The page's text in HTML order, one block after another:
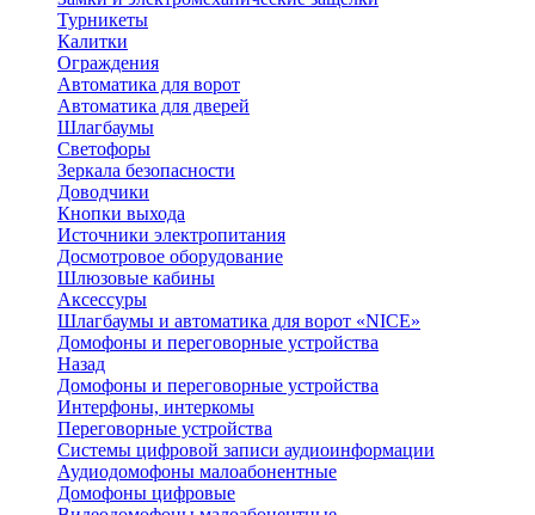
Турникеты
Калитки
Ограждения
Автоматика для ворот
Автоматика для дверей
Шлагбаумы
Светофоры
Зеркала безопасности
Доводчики
Кнопки выхода
Источники электропитания
Досмотровое оборудование
Шлюзовые кабины
Аксессуры
Шлагбаумы и автоматика для ворот «NICE»
Домофоны и переговорные устройства
Назад
Домофоны и переговорные устройства
Интерфоны, интеркомы
Переговорные устройства
Системы цифровой записи аудиоинформации
Аудиодомофоны малоабонентные
Домофоны цифровые